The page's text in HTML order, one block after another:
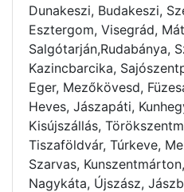
Dunakeszi, Budakeszi,
Esztergom, Visegrád,
Salgótarján,Rudabánya,
Kazincbarcika,
Eger, Mezőkövesd,
Heves, Jászapáti,
Kisújszállás,
Tiszaföldvár, Túrkeve,
Szarvas,
Nagykáta, Újszász,